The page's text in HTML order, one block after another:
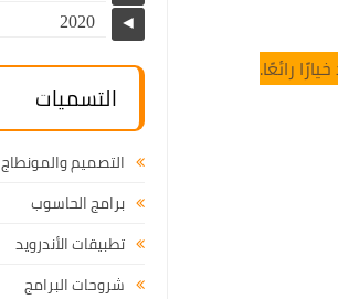
◄
2020
التسميات
التصميم والمونطاج
برامج الحاسوب
تطبيقات الأندرويد
شروحات البرامج